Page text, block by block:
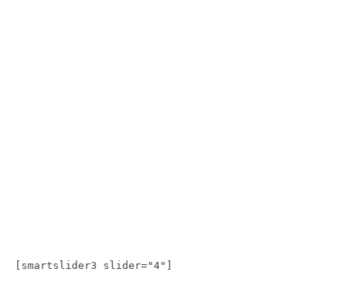
[smartslider3 slider="4"]